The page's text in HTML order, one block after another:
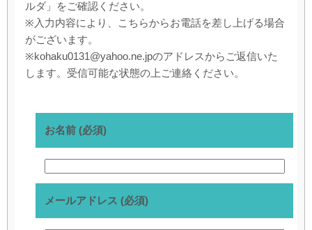
ルダ」をご確認ください。
※入力内容により、こちらからお電話を差し上げる場合
がございます。
※kohaku0131@yahoo.ne.jpのアドレスからご返信いた
します。受信可能な状態の上ご連絡ください。
お名前 (必須)
メールアドレス (必須)